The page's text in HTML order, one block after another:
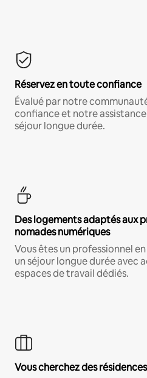
Réservez en toute confiance
Évalué par notre
confiance et notre
séjour longue durée.
Des logements adaptés aux
nomades numériques
Vous êtes un professionnel
un séjour longue durée avec
espaces de travail dédiés.
Vous cherchez des